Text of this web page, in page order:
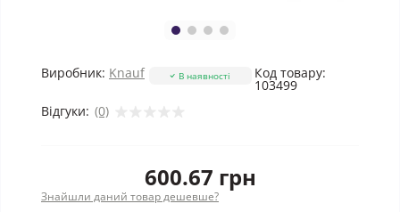
Виробник: Knauf Код товару:
103499
Відгуки: (0)
В наявності
600.67 грн
Знайшли даний товар дешевше?